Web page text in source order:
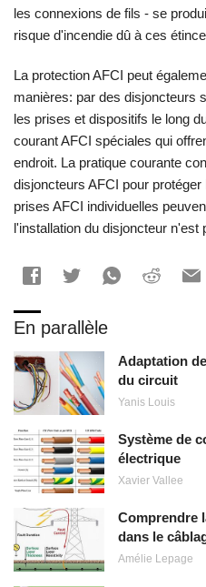
les connexions de fils - se
risque d'incendie dû à ces
La protection AFCI peut
manières: par des disjoncteurs
les prises et dispositifs le long
courant AFCI spéciales qui
endroit. La pratique courante
disjoncteurs AFCI pour
prises AFCI individuelles
l'installation du disjoncteur n'est
En parallèle
Adaptation
du circuit
Yanis Louis
Système de
électrique
Xavier Vallee
Comprendre
dans le
Amélie Lepage